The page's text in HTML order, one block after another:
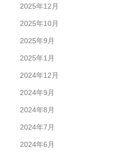
2025年12月
2025年10月
2025年9月
2025年1月
2024年12月
2024年9月
2024年8月
2024年7月
2024年6月